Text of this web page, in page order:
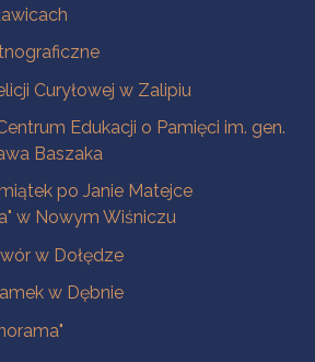
Curyłowej w Zalipiu
Edukacji o Pamięci im. gen.
Baszaka
po Janie Matejce
w Nowym Wiśniczu
w Dołędze
w Dębnie